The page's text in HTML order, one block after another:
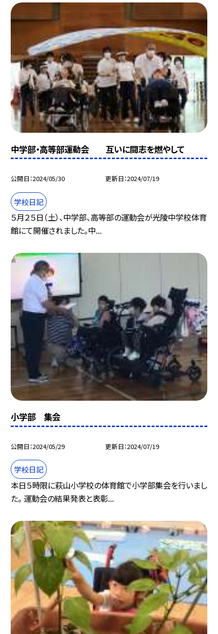
中学部・高等部運動会 互いに闘志を燃やして
公開日 2024/05/30 更新日 2024/07/19
学校日記
５月２５日（土）、中学部、高等部の運動会が光陵中学校体育
館にて開催されました。中...
小学部 集会
公開日 2024/05/29 更新日 2024/07/19
学校日記
本日５時限に萩山小学校の体育館で小学部集会を行いまし
た。 運動会の結果発表と表彰...